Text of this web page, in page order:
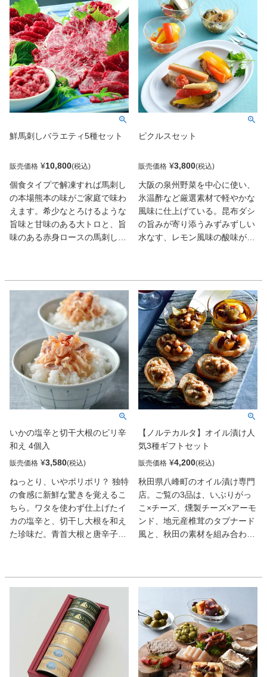
で焼き上げたタタキのセット。
刺しを食べたい方に最適なセッ
トです。クセがない甘みのある
霜降と旨味のあるローススライ
スをセットにした商品です。
鮮馬刺しバラエティ5種セット
販売価格 ¥10,800
個食タイプで解凍すれば馬刺し
の本場熊本の味がご家庭で味わ
えます。希少なとろけるような
旨味と甘味のある大トロと、旨
味のある赤身ロースの馬刺しセ
いただけます。
ピクルスセット
販売価格 ¥3,800
大阪の泉州野菜を中心に使い、
氷温酢など厳選素材で軽やかな
風味に仕上げている。昆布ダシ
の旨みが寄り添うみずみずしい
水なす、レモン風味の酸味が心
心躍る!
いかの塩辛と切干大根のピリ辛
和え 4個入
販売価格 ¥3,580
ねっとり、いやポリポリ？ 独特
の食感に新鮮な驚きを覚えるこ
ちら。ワタを使わず仕上げたイ
カの塩辛と、切干し大根を和え
た珍味だ。青首大根と唐辛子の
む。
【ノルテカルタ】オイル漬け人
気3種ギフトセット
販売価格 ¥4,200
秋田県八峰町のオイル漬け専門
店。ご覧の3品は、いぶりがっ
こ×チーズ、燻製チーズ×アーモ
ンド、地元産椎茸のタプナード
風と、秋田の素材を組み合わせ
醇な味わいと新食感で魅了す
る。おもてなしにも向く酒肴
だ。